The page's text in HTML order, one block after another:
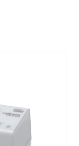
タ。丈夫